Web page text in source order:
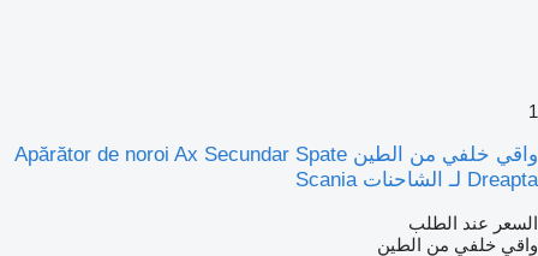
1
واقي خلفي من الطين Apărător de noroi Ax Secundar Spate
Dreapta لـ الشاحنات Scania
السعر عند الطلب
واقي خلفي من الطين